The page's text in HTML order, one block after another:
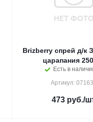
Brizberry спрей д/к
царапания
Есть в
Артикул:
473 руб./